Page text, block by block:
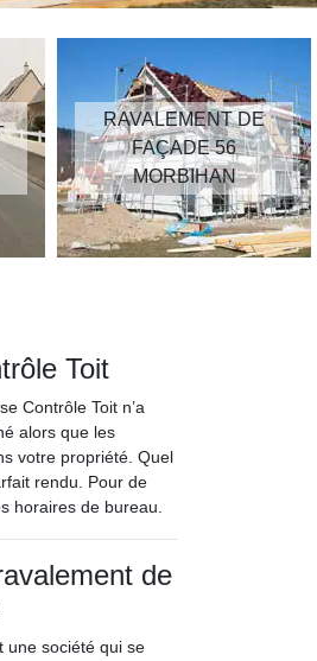
RAVALEMENT DE
FAÇADE 56
MORBIHAN
Toit
Contrôle Toit n’a
alors que les
votre propriété. Quel
rendu. Pour de
horaires de bureau.
de
une société qui se